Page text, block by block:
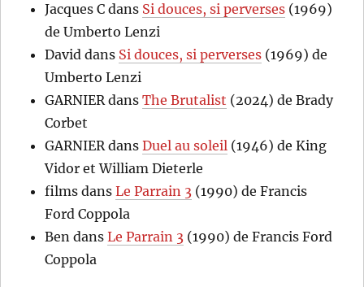
Jacques C dans Si douces, si perverses (1969)
de Umberto Lenzi
David dans Si douces, si perverses (1969) de
Umberto Lenzi
GARNIERdansThe Brutalist (2024) de Brady
Corbet
GARNIERdansDuel au soleil (1946) de King
Vidor et William Dieterle
films dansLe Parrain 3 (1990) de Francis
Ford Coppola
Ben dansLe Parrain 3 (1990) de Francis Ford
Coppola